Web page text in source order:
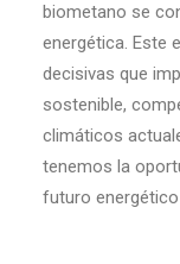
biometano se
energética. Este
decisivas que
sostenible,
climáticos
tenemos la
futuro energético